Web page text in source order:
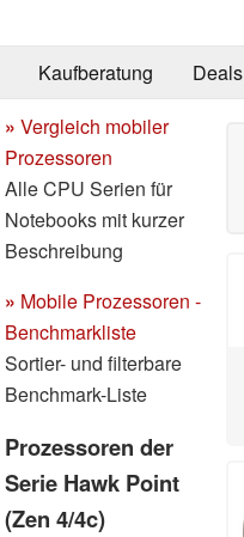
Kaufberatung Deals
» Vergleich mobiler
Prozessoren
Alle CPU Serien für
Notebooks mit kurzer
Beschreibung
» Mobile Prozessoren -
Benchmarkliste
Sortier- und filterbare
Benchmark-Liste
Prozessoren der
Serie Hawk Point
(Zen 4/4c)